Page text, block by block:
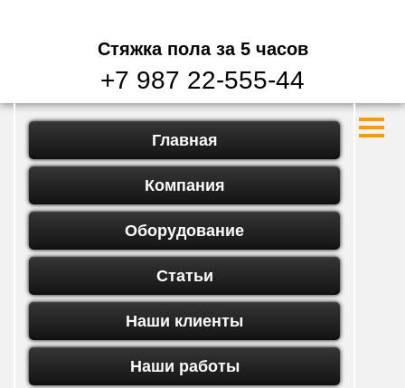
Стяжка пола за 5 часов
+7 987 22-555-44
Главная
Компания
Оборудование
Статьи
Наши клиенты
Наши работы